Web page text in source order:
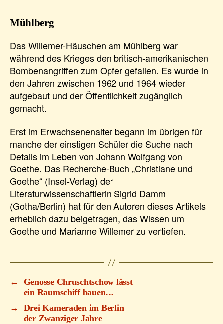
Mühlberg
Das Willemer-Häuschen am Mühlberg war
während des Krieges den britisch-amerikanischen
Bombenangriffen zum Opfer gefallen. Es wurde in
den Jahren zwischen 1962 und 1964 wieder
aufgebaut und der Öffentlichkeit zugänglich
gemacht.
Erst im Erwachsenenalter begann im übrigen für
manche der einstigen Schüler die Suche nach
Details im Leben von Johann Wolfgang von
Goethe. Das Recherche-Buch „Christiane und
Goethe“ (Insel-Verlag) der
Literaturwissenschaftlerin Sigrid Damm
(Gotha/Berlin) hat für den Autoren dieses Artikels
erheblich dazu beigetragen, das Wissen um
Goethe und Marianne Willemer zu vertiefen.
←
Genosse Chruschtschow lässt
ein Raumschiff bauen…
→
Drei Kameraden im Berlin
der Zwanziger Jahre